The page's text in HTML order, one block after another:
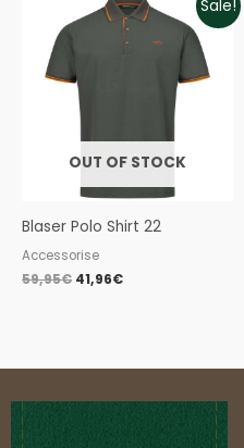
Sale!
OUT OF STOCK
Blaser Polo Shirt 22
Accessorise
59,95€
price
59,95€.
41,96€
price
is:
41,96€.